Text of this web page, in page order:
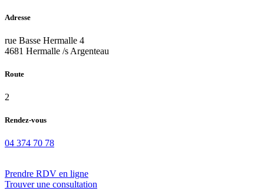
Adresse
rue Basse Hermalle 4
4681 Hermalle /s Argenteau
Route
2
Rendez-vous
04 374 70 78
Prendre RDV en ligne
Trouver une consultation